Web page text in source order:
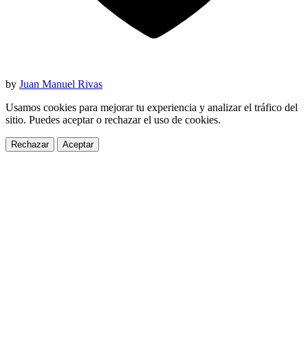
by Juan Manuel Rivas
Usamos cookies para mejorar tu experiencia y analizar el tráfico del
sitio. Puedes aceptar o rechazar el uso de cookies.
Rechazar Aceptar